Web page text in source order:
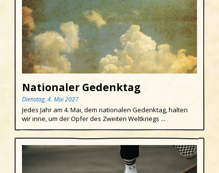
Nationaler Gedenktag
Dienstag, 4. Mai 2027
Jedes Jahr am 4. Mai, dem nationalen Gedenktag, halten
wir inne, um der Opfer des Zweiten Weltkriegs ...